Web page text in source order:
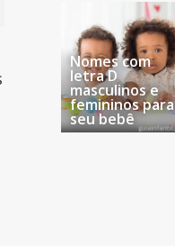
Nomes com
letra D
masculinos e
femininos para
seu bebê